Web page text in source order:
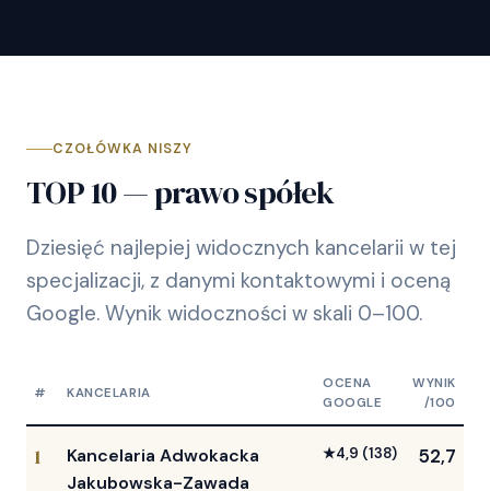
CZOŁÓWKA NISZY
TOP 10 — prawo spółek
Dziesięć najlepiej widocznych kancelarii w tej
specjalizacji, z danymi kontaktowymi i oceną
Google. Wynik widoczności w skali 0–100.
# KANCELARIA
OCENA
GOOGLE
WYNIK
/100
1
Kancelaria Adwokacka
Jakubowska-Zawada
★4,9 (138) 52,7